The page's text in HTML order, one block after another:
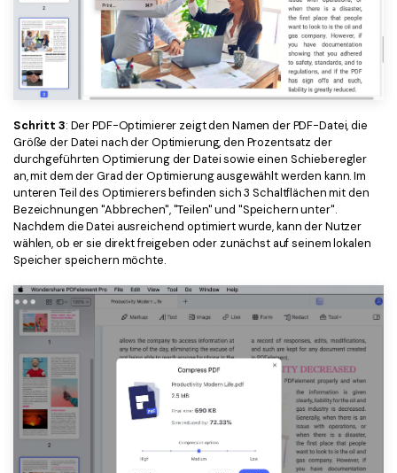
Schritt 3: Der PDF-Optimierer zeigt den Namen der PDF-Datei, die
Größe der Datei nach der Optimierung, den Prozentsatz der
durchgeführten Optimierung der Datei sowie einen Schieberegler
an, mit dem der Grad der Optimierung ausgewählt werden kann. Im
unteren Teil des Optimierers befinden sich 3 Schaltflächen mit den
Bezeichnungen "Abbrechen", "Teilen" und "Speichern unter".
Nachdem die Datei ausreichend optimiert wurde, kann der Nutzer
wählen, ob er sie direkt freigeben oder zunächst auf seinem lokalen
Speicher speichern möchte.